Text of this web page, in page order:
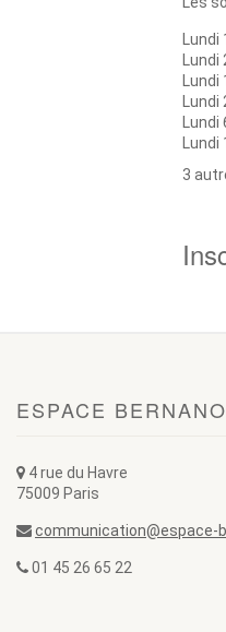
3
ESPACE
4 rue du Havre
75009 Paris
communication@espace-
01 45 26 65 22